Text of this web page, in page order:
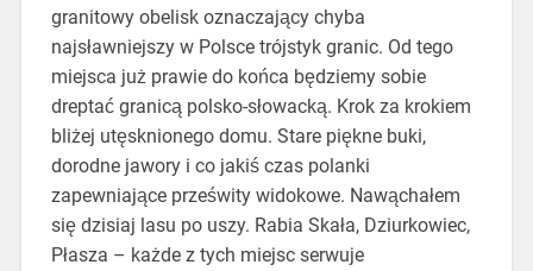
granitowy obelisk oznaczający chyba
najsławniejszy w Polsce trójstyk granic. Od tego
miejsca już prawie do końca będziemy sobie
dreptać granicą polsko-słowacką. Krok za krokiem
bliżej utęsknionego domu. Stare piękne buki,
dorodne jawory i co jakiś czas polanki
zapewniające prześwity widokowe. Nawąchałem
się dzisiaj lasu po uszy. Rabia Skała, Dziurkowiec,
Płasza – każde z tych miejsc serwuje